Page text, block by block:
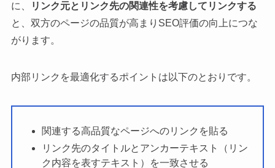
に、
リンク元とリンク先の関連性を考慮してリンクする
と、双方のページの品質が高まりSEO評価の向上につな
がります。
内部リンクを最適化するポイントは以下のとおりです。
関連する高品質なページへのリンクを貼る
リンク先のタイトルとアンカーテキスト（リン
ク内容を表すテキスト）を一致させる